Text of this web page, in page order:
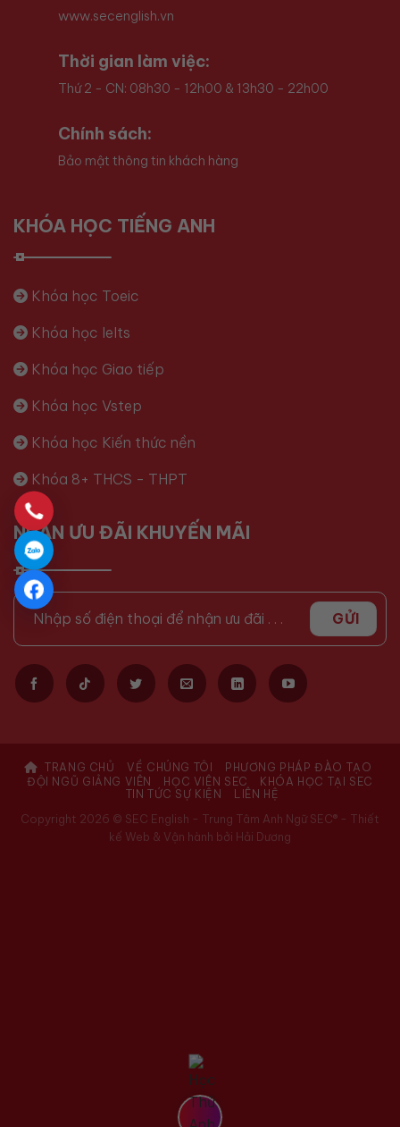
www.secenglish.vn
Thời gian làm việc:
Thứ 2 - CN: 08h30 - 12h00 & 13h30 - 22h00
Chính sách:
Bảo mật thông tin khách hàng
KHÓA HỌC TIẾNG ANH
Khóa học Toeic
Khóa học Ielts
Khóa học Giao tiếp
Khóa học Vstep
Khóa học Kiến thức nền
Khóa 8+ THCS - THPT
NHẬN ƯU ĐÃI KHUYẾN MÃI
TRANG CHỦ VỀ CHÚNG TÔI
PHƯƠNG PHÁP ĐÀO TẠO
ĐỘI NGŨ GIẢNG VIÊN
HỌC VIÊN SEC
KHÓA HỌC TẠI SEC
TIN TỨC SỰ KIỆN
LIÊN HỆ
Copyright 2026 © SEC English - Trung Tâm Anh Ngữ SEC® - Thiết
kế Web & Vận hành bởi Hải Dương